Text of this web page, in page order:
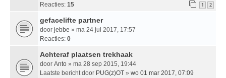
Reacties: 15 1 2
gefacelifte partner
door jebbe » ma 24 jul 2017, 17:57
Reacties: 0
Achteraf plaatsen trekhaak
door Anto » ma 28 sep 2015, 19:44
Laatste bericht door PUG(z)OT » wo 01 mar 2017, 07:09